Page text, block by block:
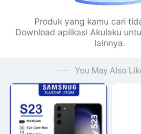
Produk yang kamu cari
Download aplikasi Akulaku
lainnya.